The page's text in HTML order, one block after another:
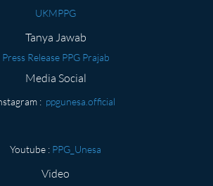
UKMPPG
Tanya Jawab
Press Release PPG Prajab
Media Social
: ppgunesa.official
Youtube : PPG_Unesa
Video